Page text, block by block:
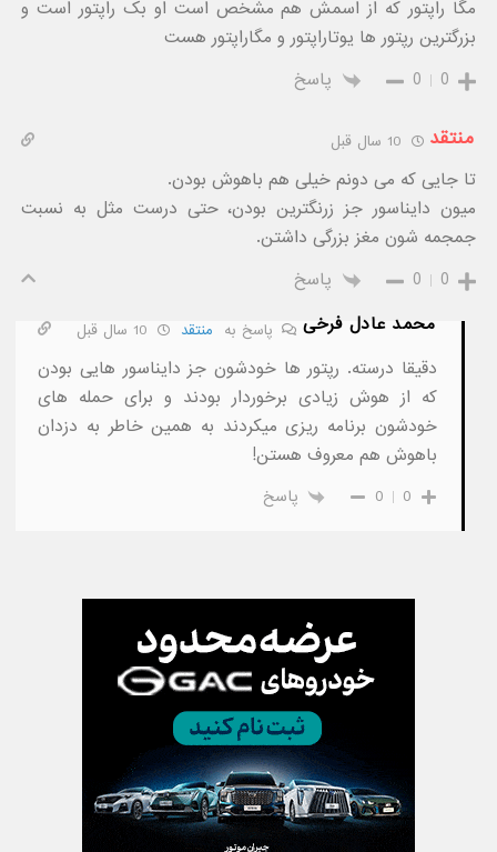
مگا راپتور که از اسمش هم مشخص است او بک راپتور است و
بزرگترین رپتور ها یوتاراپتور و مگاراپتور هست
0
0 پاسخ
منتقد
تا جایی که می دونم خیلی هم باهوش بودن.
میون دایناسور جز زرنگترین بودن، حتی درست مثل به نسبت
جمجمه شون مغز بزرگی داشتن.
0
0
پاسخ
محمد عادل فرخی
پاسخ به منتقد
دقیقا درسته. رپتور ها خودشون جز دایناسور هایی بودن
که از هوش زیادی برخوردار بودند و برای حمله های
خودشون برنامه ریزی میکردند به همین خاطر به دزدان
باهوش هم معروف هستن!
0
0 پاسخ